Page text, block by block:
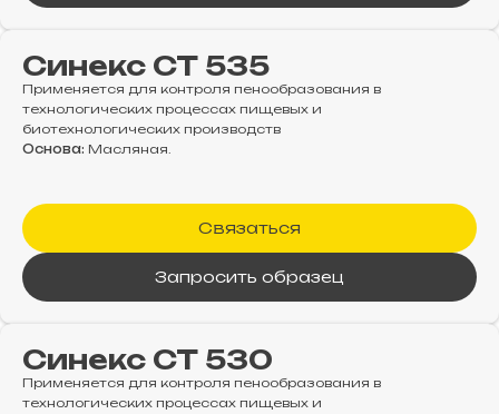
Синекс СТ 535
Применяется для контроля пенообразования в
технологических процессах пищевых и
биотехнологических производств
Основа: Масляная.
Запросить образец
Связаться
Синекс СТ 530
Применяется для контроля пенообразования в
технологических процессах пищевых и